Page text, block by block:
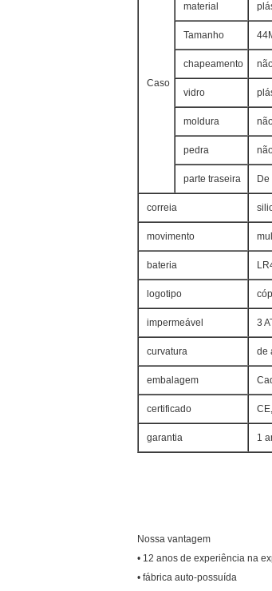
Caso
material
Tamanho
chapeamento
vidro
moldura
pedra
parte traseira
correia
movimento
bateria
logotipo
impermeável 3
curvatura de
embalagem
certificado
garantia 1
Nossa vantagem
• 12 anos de experiência na
• fábrica auto-possuída